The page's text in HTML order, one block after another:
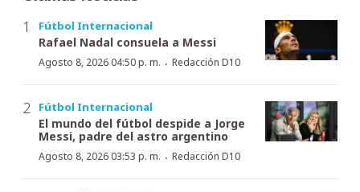
Fútbol Internacional
Rafael Nadal consuela a Messi
Agosto 8, 2026 04:50 p. m. · Redacción D10
Fútbol Internacional
El mundo del fútbol despide a Jorge
Messi, padre del astro argentino
Agosto 8, 2026 03:53 p. m. · Redacción D10